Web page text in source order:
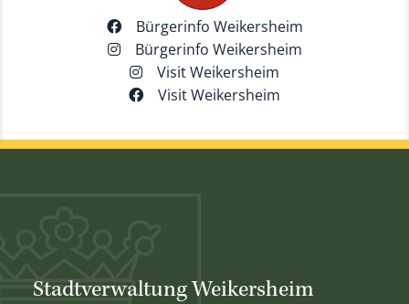
Bürgerinfo Weikersheim
Bürgerinfo Weikersheim
Visit Weikersheim
Visit Weikersheim
Stadtverwaltung Weikersheim